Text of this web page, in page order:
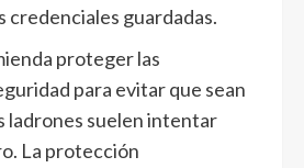
credenciales guardadas.
proteger las
para evitar que sean
ladrones suelen intentar
La protección